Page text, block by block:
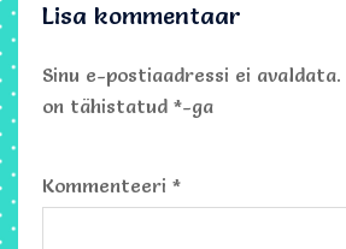
Lisa kommentaar
Sinu e-postiaadressi ei avaldata.
on tähistatud *-ga
Kommenteeri *